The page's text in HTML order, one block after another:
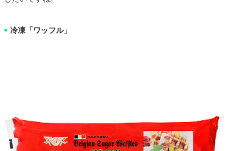
■ 冷凍「ワッフル」